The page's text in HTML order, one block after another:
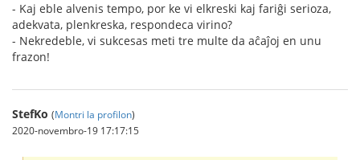
- Kaj eble alvenis tempo, por ke vi elkreski kaj fariĝi serioza,
adekvata, plenkreska, respondeca virino?
- Nekredeble, vi sukcesas meti tre multe da aĉaĵoj en unu
frazon!
StefKo (Montri la profilon)
2020-novembro-19 17:17:15